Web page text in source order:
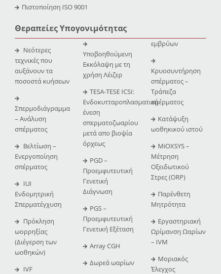
Πιστοποίηση ISO 9001
Θεραπείες Υπογονιμότητας
Νεότερες
τεχνικές που
αυξάνουν τα
ποσοστά κυήσεων
Σπερμοδιάγραμμα
– Ανάλυση
σπέρματος
Βελτίωση –
Ενεργοποίηση
σπέρματος
IUI
Ενδομητρική
Σπερματέγχυση
Πρόκληση
ωορρηξίας
(Διέγερση των
ωοθηκών)
IVF
Υποβοηθούμενη
Εκκόλαψη με τη
χρήση Λέιζερ
TESA-TESE ICSI:
Ενδοκυτταροπλασματική
ένεση
σπερματοζωαρίου
μετά απο βιοψία
όρχεως
PGD –
Προεμφυτευτική
Γενετική
Διάγνωση
PGS –
Προεμφυτευτική
Γενετική Εξέταση
Array CGH
Δωρεά ωαρίων
εμβρύων
Κρυοσυντήρηση
σπέρματος –
Τράπεζα
σμέρματος
Κατάψυξη
ωοθηκικού ιστού
MiOXSYS –
Μέτρηση
Οξειδωτικού
Στρες (ORP)
Παρένθετη
Μητρότητα
Εργαστηριακή
Ωρίμανση Ωαρίων
– IVM
Μοριακός
Έλεγχος